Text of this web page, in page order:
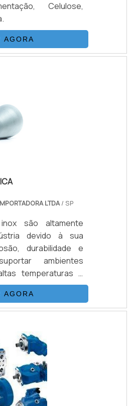
Celulose,
AGORA
LTDA/ SP
são altamente
devido à sua
durabilidade e
ambientes
temperaturas e
garantem maior
vida útil e menor
São ideais
Os principais tipos
flanges, tees,
e redutores,
e direcionar fluidos
Essas
estanqueidade e
AGORA